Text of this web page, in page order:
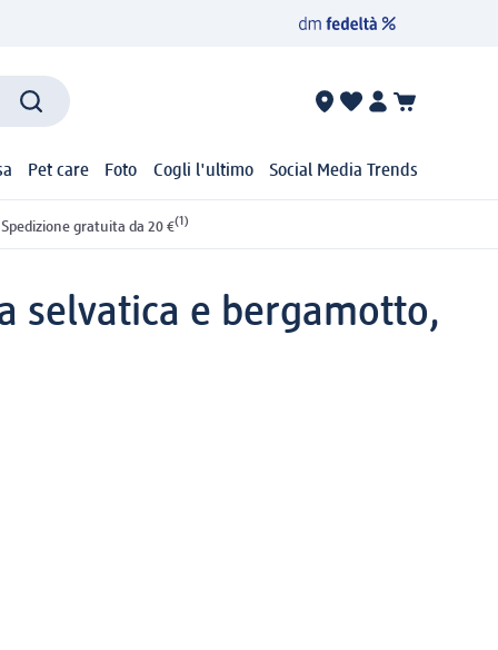
Pet care Foto Cogli l'ultimo Social Media Trends
Spedizione gratuita da 20 €(1)
selvatica e bergamotto,